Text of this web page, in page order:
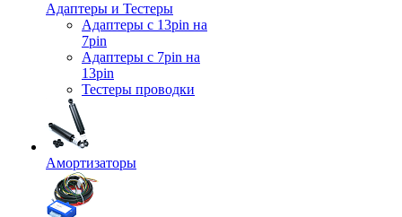
Адаптеры и Тестеры
Адаптеры с 13pin на
7pin
Адаптеры с 7pin на
13pin
Тестеры проводки
Амортизаторы